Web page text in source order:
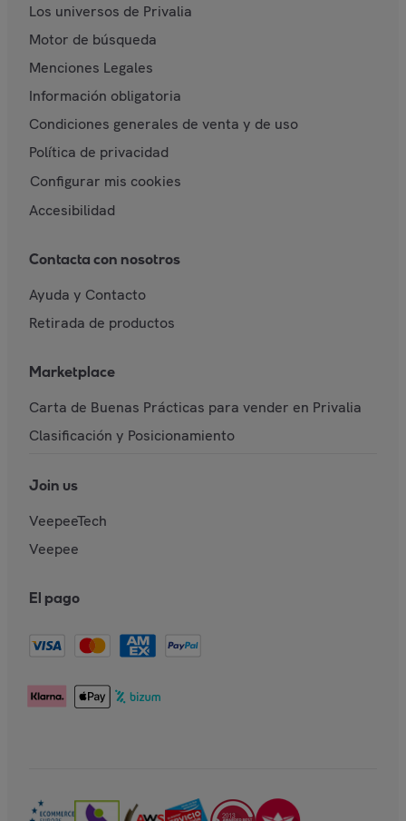
Los universos de Privalia
Motor de búsqueda
Menciones Legales
Información obligatoria
Condiciones generales de venta y de uso
Política de privacidad
Configurar mis cookies
Accesibilidad
Contacta con nosotros
Ayuda y Contacto
Retirada de productos
Marketplace
Carta de Buenas Prácticas para vender en Privalia
Clasificación y Posicionamiento
Join us
VeepeeTech
Veepee
El pago